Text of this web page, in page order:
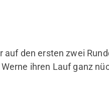
auf den ersten zwei
ihren Lauf ganz